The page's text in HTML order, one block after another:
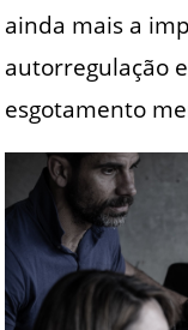
ainda mais a
autorregulação
esgotamento